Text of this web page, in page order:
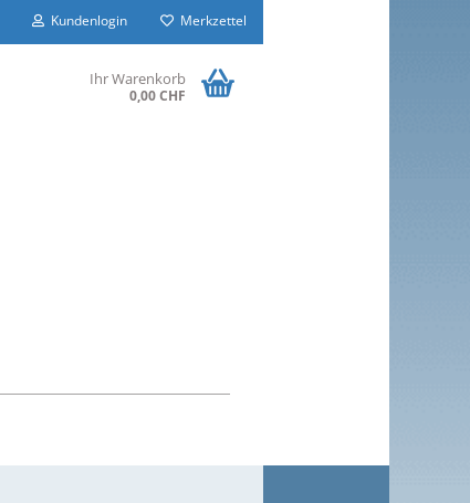
Kundenlogin Merkzettel
Ihr Warenkorb
0,00 CHF